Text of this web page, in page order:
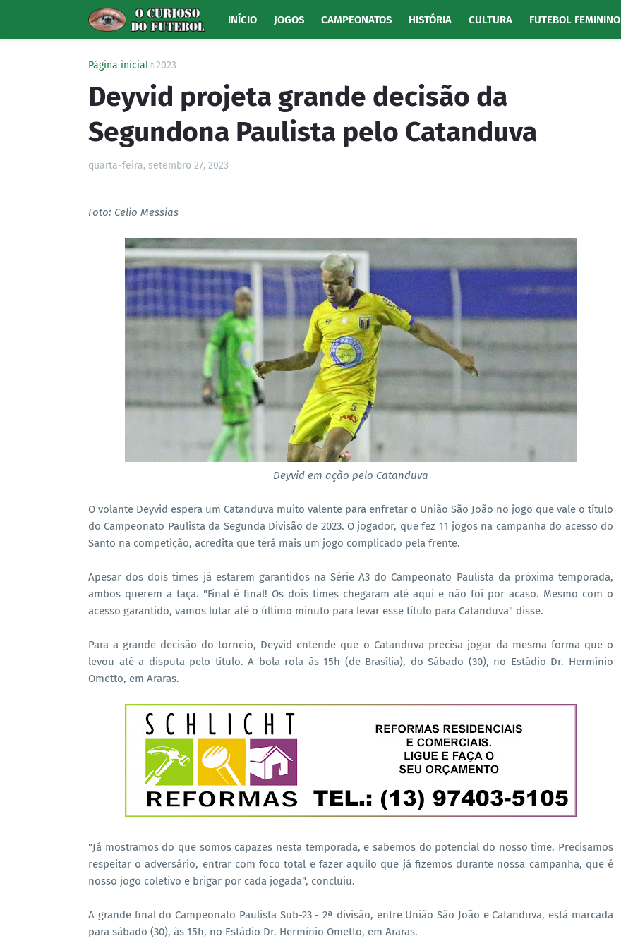
INÍCIO JOGOS CAMPEONATOS HISTÓRIA CULTURA FUTEBOL FEMININO
Página inicial 2023
Deyvid projeta grande decisão da
Segundona Paulista pelo Catanduva
quarta-feira, setembro 27, 2023
Foto: Celio Messias
Deyvid em ação pelo Catanduva
O volante Deyvid espera um Catanduva muito valente para enfretar o União São João no jogo que vale o título
do Campeonato Paulista da Segunda Divisão de 2023. O jogador, que fez 11 jogos na campanha do acesso do
Santo na competição, acredita que terá mais um jogo complicado pela frente.
Apesar dos dois times já estarem garantidos na Série A3 do Campeonato Paulista da próxima temporada,
ambos querem a taça. "Final é final! Os dois times chegaram até aqui e não foi por acaso. Mesmo com o
acesso garantido, vamos lutar até o último minuto para levar esse título para Catanduva" disse.
Para a grande decisão do torneio, Deyvid entende que o Catanduva precisa jogar da mesma forma que o
levou até a disputa pelo título. A bola rola às 15h (de Brasília), do Sábado (30), no Estádio Dr. Hermínio
Ometto, em Araras.
"Já mostramos do que somos capazes nesta temporada, e sabemos do potencial do nosso time. Precisamos
respeitar o adversário, entrar com foco total e fazer aquilo que já fizemos durante nossa campanha, que é
nosso jogo coletivo e brigar por cada jogada", concluiu.
A grande final do Campeonato Paulista Sub-23 - 2ª divisão, entre União São João e Catanduva, está marcada
para sábado (30), às 15h, no Estádio Dr. Hermínio Ometto, em Araras.